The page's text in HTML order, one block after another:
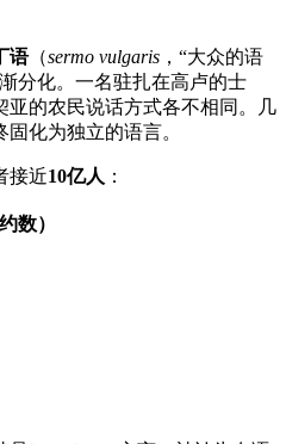
语（sermo vulgaris ，“大众的语
分化。一名驻扎在高卢的士
亚的农民说话方式各不相同。几
化为独立的语言。
接近10亿人 ：
数）